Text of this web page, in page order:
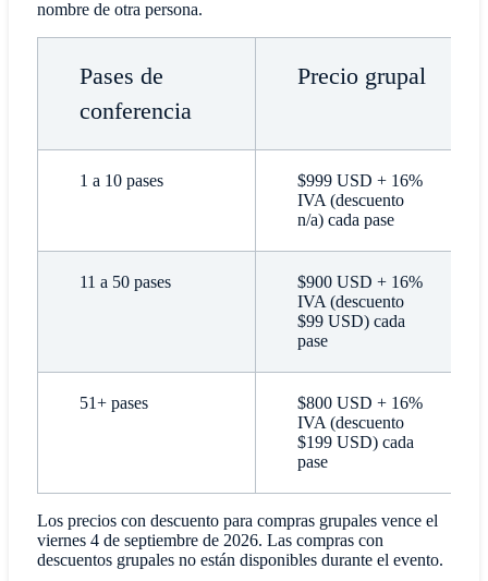
nombre de otra persona.
Pases de
conferencia
Precio grupal
1 a 10 pases
$999 USD + 16%
IVA (descuento
n/a) cada pase
11 a 50 pases
$900 USD + 16%
IVA (descuento
$99 USD) cada
pase
51+ pases
$800 USD + 16%
IVA (descuento
$199 USD) cada
pase
Los precios con descuento para compras grupales vence el
viernes 4 de septiembre de 2026. Las compras con
descuentos grupales no están disponibles durante el evento.